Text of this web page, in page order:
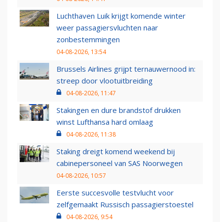
Luchthaven Luik krijgt komende winter
weer passagiersvluchten naar
zonbestemmingen
04-08-2026, 13:54
Brussels Airlines grijpt ternauwernood in:
streep door vlootuitbreiding
04-08-2026, 11:47
Stakingen en dure brandstof drukken
winst Lufthansa hard omlaag
04-08-2026, 11:38
Staking dreigt komend weekend bij
cabinepersoneel van SAS Noorwegen
04-08-2026, 10:57
Eerste succesvolle testvlucht voor
zelfgemaakt Russisch passagierstoestel
04-08-2026, 9:54